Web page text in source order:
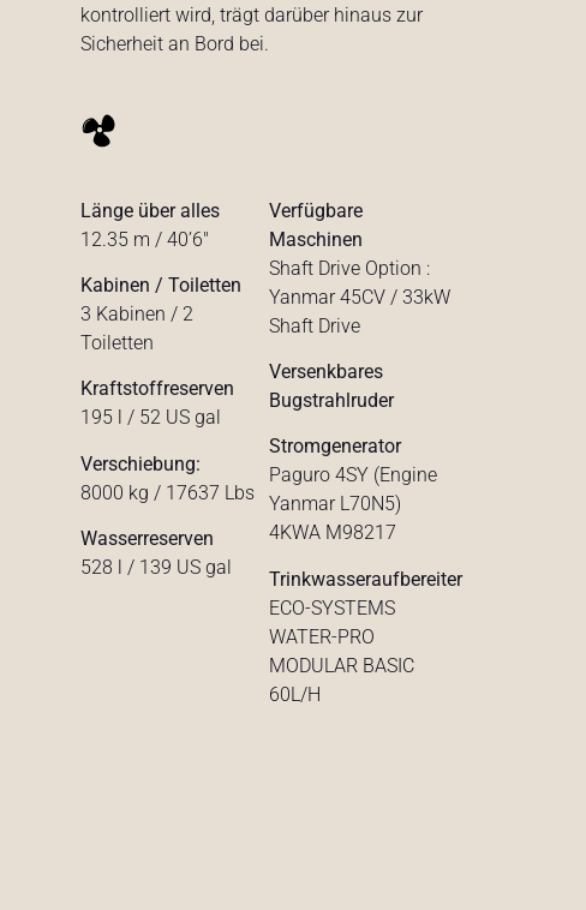
kontrolliert wird, trägt darüber hinaus zur
Sicherheit an Bord bei.
Länge über alles
12.35 m / 40’6″
Kabinen / Toiletten
3 Kabinen / 2
Toiletten
Kraftstoffreserven
195 l / 52 US gal
Verschiebung:
8000 kg / 17637 Lbs
Wasserreserven
528 l / 139 US gal
Verfügbare
Maschinen
Shaft Drive Option :
Yanmar 45CV / 33kW
Shaft Drive
Versenkbares
Bugstrahlruder
Stromgenerator
Paguro 4SY (Engine
Yanmar L70N5)
4KWA M98217
Trinkwasseraufbereiter
ECO-SYSTEMS
WATER-PRO
MODULAR BASIC
60L/H